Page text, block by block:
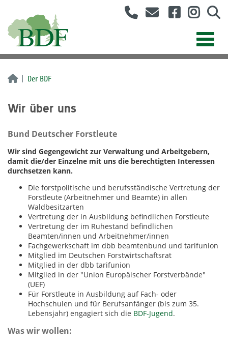
Der BDF
Wir über uns
Bund Deutscher Forstleute
Wir sind Gegengewicht zur Verwaltung und Arbeitgebern,
damit die/der Einzelne mit uns die berechtigten Interessen
durchsetzen kann.
Die forstpolitische und berufsständische Vertretung der
Forstleute (Arbeitnehmer und Beamte) in allen
Waldbesitzarten
Vertretung der in Ausbildung befindlichen Forstleute
Vertretung der im Ruhestand befindlichen
Beamten/innen und Arbeitnehmer/innen
Fachgewerkschaft im dbb beamtenbund und tarifunion
Mitglied im Deutschen Forstwirtschaftsrat
Mitglied in der dbb tarifunion
Mitglied in der "Union Europäischer Forstverbände"
(UEF)
Für Forstleute in Ausbildung auf Fach- oder
Hochschulen und für Berufsanfänger (bis zum 35.
Lebensjahr) engagiert sich die BDF-Jugend.
Was wir wollen: